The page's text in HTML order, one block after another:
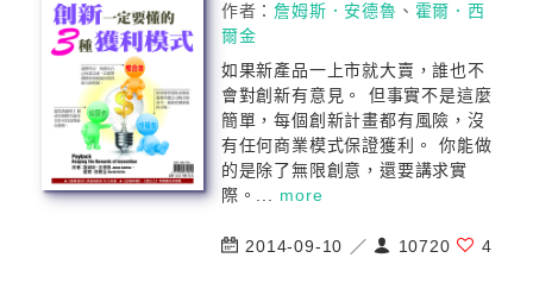
作者：詹姆斯．安德魯 、 霍爾．西
爾金
如果新產品一上市就大賣，誰也不
會對創新有意見。 但事實不是這麼
簡單，每個創新計畫都有風險，沒
有任何商業模式保證獲利。 你能做
的是除了無限創意，還要講求實
際。... more
2014-09-10 ／ 10720 4